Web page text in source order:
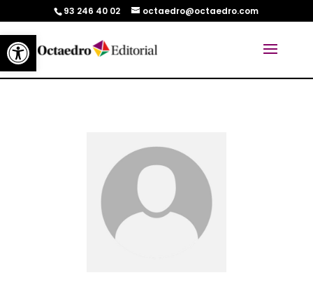
Abrir barra de herramientas
93 246 40 02 octaedro@octaedro.com